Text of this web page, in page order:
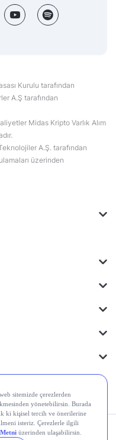
Kurulu tarafından
A.Ş tarafından
Midas Kripto Varlık Alım
A.Ş. tarafından
üzerinden
Yasal Çerez